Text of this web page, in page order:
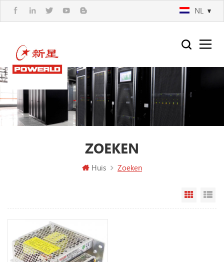
NL
ZOEKEN
Huis Zoeken